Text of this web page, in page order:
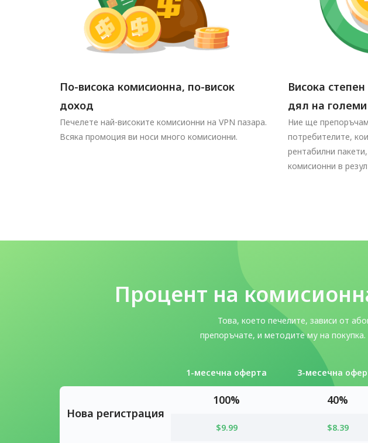
По-висока комисионна, по-висок
доход
Печелете най-високите комисионни на VPN пазара.
Всяка промоция ви носи много комисионни.
Висока
дял на
Ние ще
потребителите,
рентабилни
комисионни в
Процент на
Това, което печелите, зависи от
препоръчате, и методите му на
1-месечна оферта 3-месечна
Нова регистрация
100% 40%
$9.99 $8.39